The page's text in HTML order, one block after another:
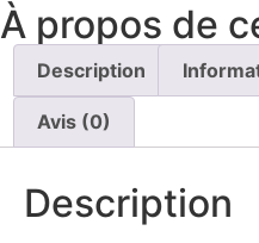
À propos de
Description
Avis (0)
Description